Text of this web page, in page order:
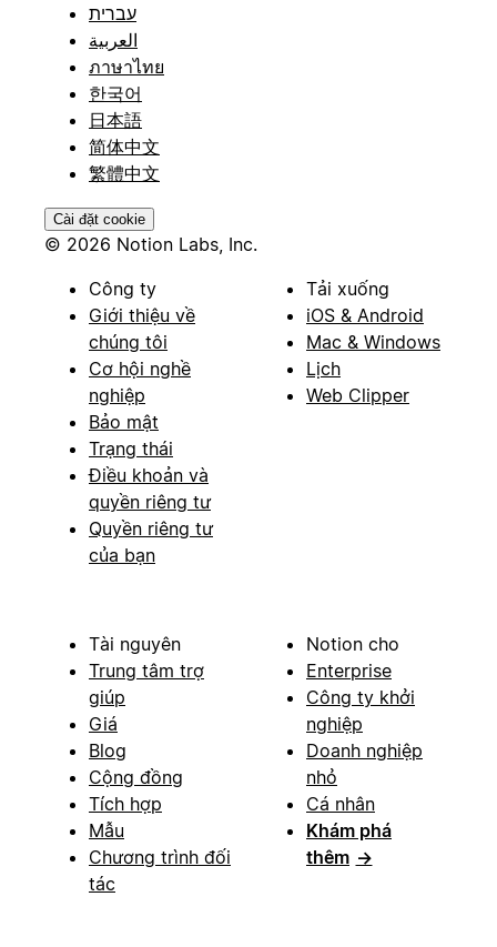
עברית
العربية
ภาษาไทย
한국어
日本語
简体中文
繁體中文
Cài đặt cookie
© 2026 Notion Labs, Inc.
Công ty
Giới thiệu về
chúng tôi
Cơ hội nghề
nghiệp
Bảo mật
Trạng thái
Điều khoản và
quyền riêng tư
Quyền riêng tư
của bạn
Tải xuống
iOS & Android
Mac & Windows
Lịch
Web Clipper
Tài nguyên
Trung tâm trợ
giúp
Giá
Blog
Cộng đồng
Tích hợp
Mẫu
Chương trình đối
tác
Notion cho
Enterprise
Công ty khởi
nghiệp
Doanh nghiệp
nhỏ
Cá nhân
Khám phá
thêm →